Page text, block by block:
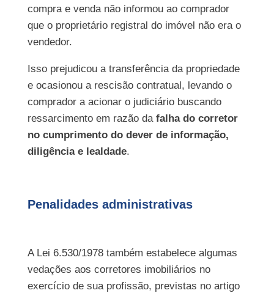
compra e venda não informou ao comprador
que o proprietário registral do imóvel não era o
vendedor.
Isso prejudicou a transferência da propriedade
e ocasionou a rescisão contratual, levando o
comprador a acionar o judiciário buscando
ressarcimento em razão da falha do corretor
no cumprimento do dever de informação,
diligência e lealdade.
Penalidades administrativas
A Lei 6.530/1978 também estabelece algumas
vedações aos corretores imobiliários no
exercício de sua profissão, previstas no artigo